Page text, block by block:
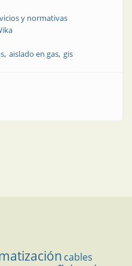
y normativas
aislado en gas gis
con SF6: llenado, filtración,
cables